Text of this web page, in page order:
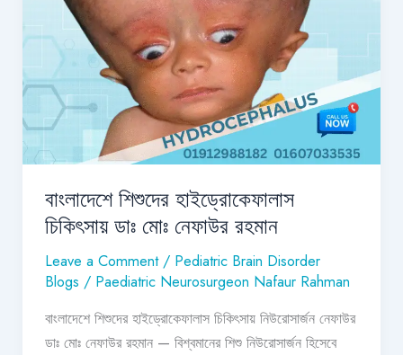
বাংলাদেশে শিশুদের হাইড্রোকেফালাস
চিকিৎসায় ডাঃ মোঃ নেফাউর রহমান
Leave a Comment / Pediatric Brain Disorder
Blogs / Paediatric Neurosurgeon Nafaur Rahman
বাংলাদেশে শিশুদের হাইড্রোকেফালাস চিকিৎসায় নিউরোসার্জন নেফাউর
ডাঃ মোঃ নেফাউর রহমান — বিশ্বমানের শিশু নিউরোসার্জন হিসেবে